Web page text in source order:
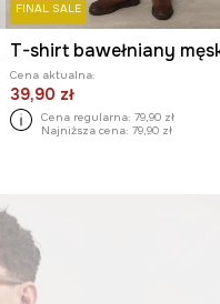
FINAL SALE
Cena aktualna:
39,90 zł
Cena regularna: 79,90 zł
Najniższa cena: 79,90 zł